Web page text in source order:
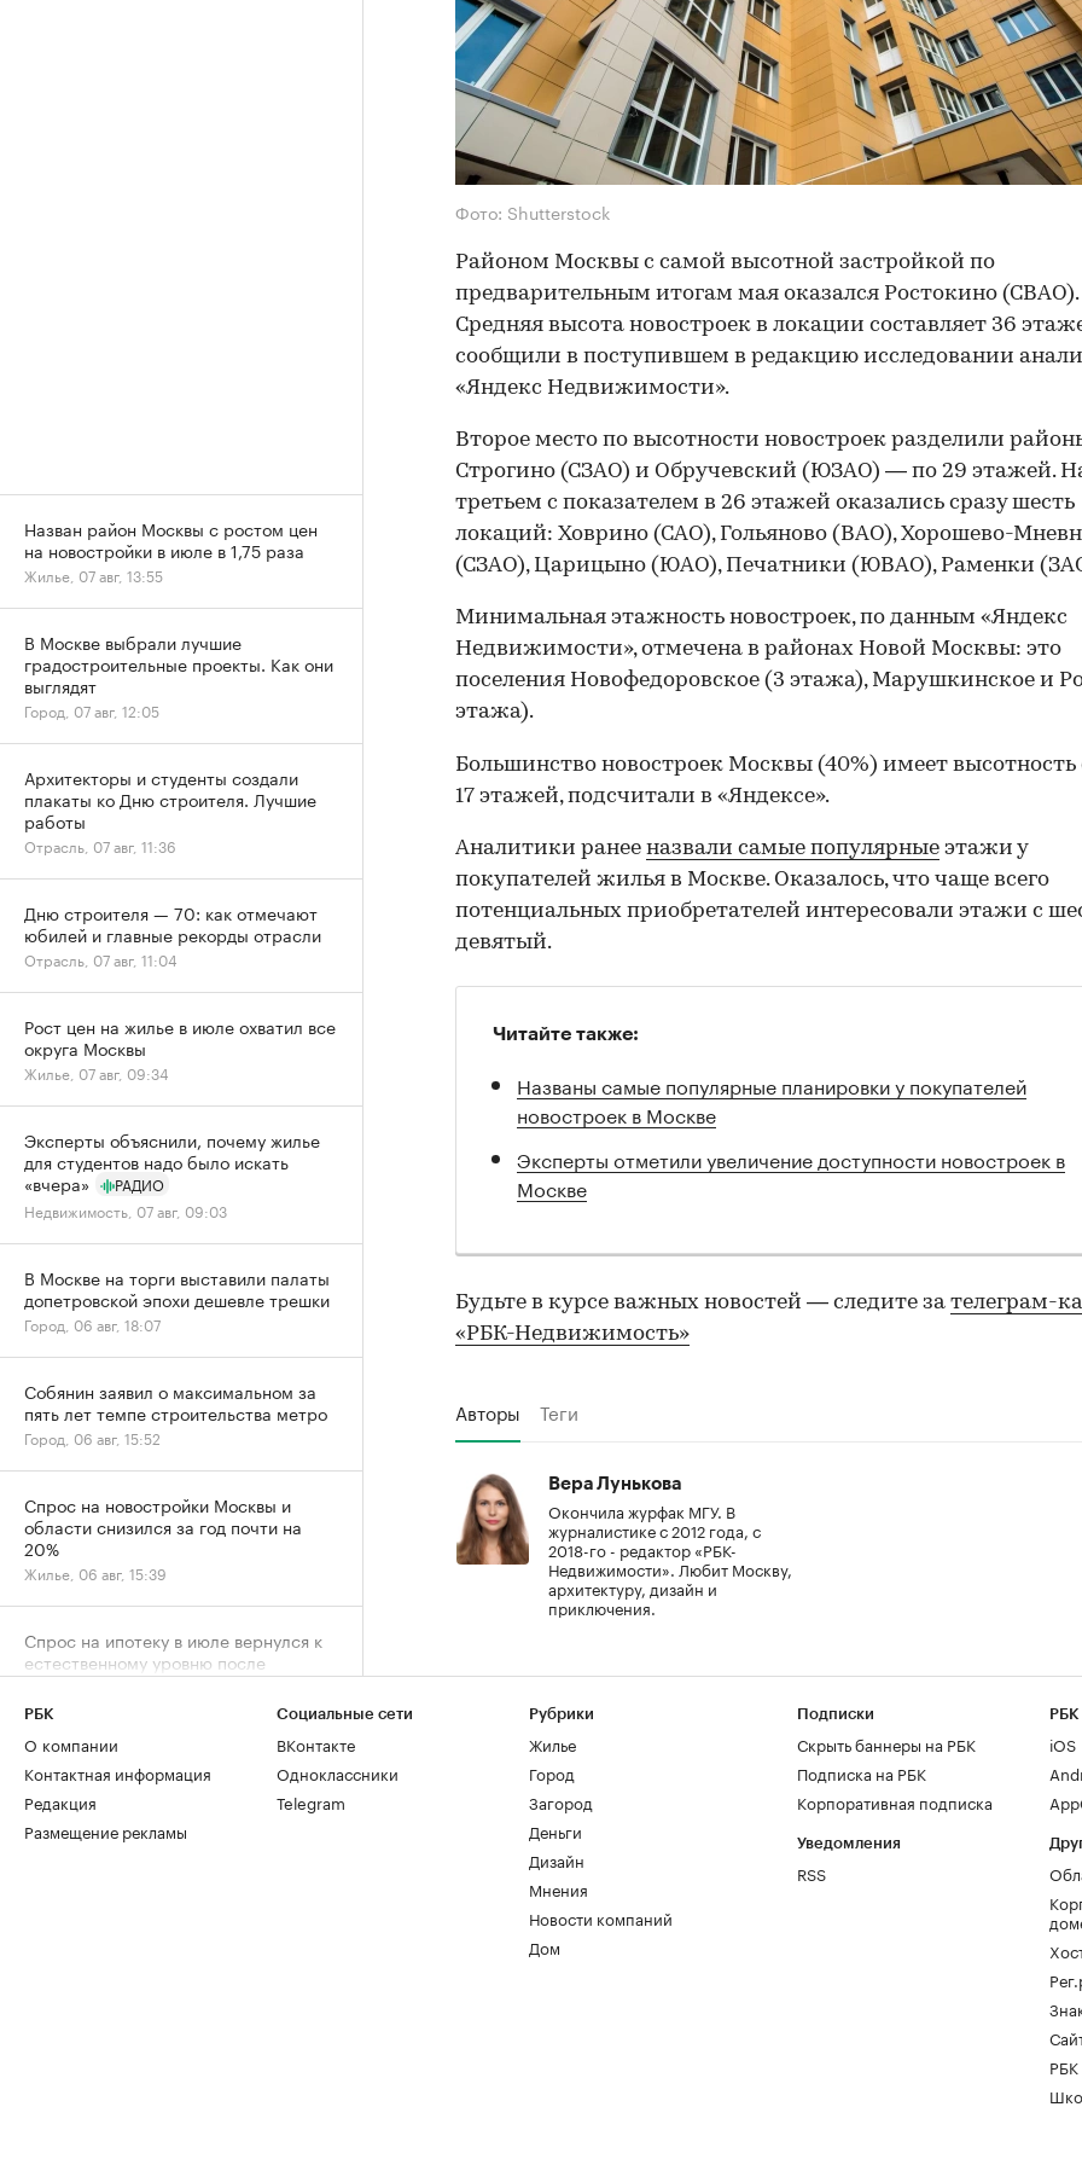
Фото: Shutterstock
Районом Москвы с самой высотной застройкой по
предварительным итогам мая оказался Ростокино (СВАО).
Средняя высота новостроек в локации составляет 36
сообщили в поступившем в редакцию исследовании
«Яндекс Недвижимости».
Второе место по высотности новостроек разделили
Строгино (СЗАО) и Обручевский (ЮЗАО) — по 29 этажей.
третьем с показателем в 26 этажей оказались сразу шесть
локаций: Ховрино (САО), Гольяново (ВАО), Хорошево-
(СЗАО), Царицыно (ЮАО), Печатники (ЮВАО), Раменки
Минимальная этажность новостроек, по данным «Яндекс
Недвижимости», отмечена в районах Новой Москвы: это
поселения Новофедоровское (3 этажа), Марушкинское и
этажа).
Большинство новостроек Москвы (40%) имеет высотность
17 этажей, подсчитали в «Яндексе».
Аналитики ранее назвали самые популярные этажи у
покупателей жилья в Москве. Оказалось, что чаще всего
потенциальных приобретателей интересовали этажи с
девятый.
Читайте также:
Названы самые популярные планировки у покупателей
новостроек в Москве
Эксперты отметили увеличение доступности новостроек в
Москве
Будьте в курсе важных новостей — следите за телеграм-
«РБК-Недвижимость»
Авторы Теги
Вера Лунькова
Окончила журфак МГУ. В
журналистике с 2012 года, с
2018-го - редактор «РБК-
Недвижимости». Любит Москву,
архитектуру, дизайн и
приключения.
Назван район Москвы с ростом цен
на новостройки в июле в 1,75 раза
Жилье, 07 авг, 13:55
В Москве выбрали лучшие
градостроительные проекты. Как они
выглядят
Город, 07 авг, 12:05
Архитекторы и студенты создали
плакаты ко Дню строителя. Лучшие
работы
Отрасль, 07 авг, 11:36
Дню строителя — 70: как отмечают
юбилей и главные рекорды отрасли
Отрасль, 07 авг, 11:04
Рост цен на жилье в июле охватил все
округа Москвы
Жилье, 07 авг, 09:34
Эксперты объяснили, почему жилье
для студентов надо было искать
«вчера»
РАДИО
Недвижимость, 07 авг, 09:03
В Москве на торги выставили палаты
допетровской эпохи дешевле трешки
Город, 06 авг, 18:07
Собянин заявил о максимальном за
пять лет темпе строительства метро
Город, 06 авг, 15:52
Спрос на новостройки Москвы и
области снизился за год почти на
20%
Жилье, 06 авг, 15:39
Спрос на ипотеку в июле вернулся к
естественному уровню после
ажиотажа
Деньги, 06 авг, 13:32
Сила воды: как река у дома стала
символом премиальной жизни в
Москве
Город, 06 авг, 13:05
РБК
О компании
Контактная информация
Редакция
Размещение рекламы
Социальные сети
ВКонтакте
Одноклассники
Telegram
Рубрики
Жилье
Город
Загород
Деньги
Дизайн
Мнения
Новости компаний
Дом
Подписки
Скрыть баннеры на РБК
Подписка на РБК
Корпоративная подписка
Уведомления
RSS
РБК
iOS